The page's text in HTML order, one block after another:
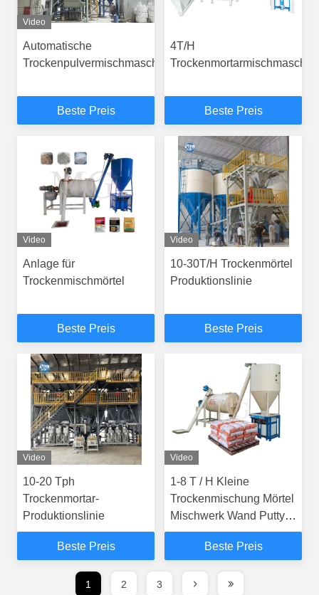
Video
Automatische
Trockenpulvermischmaschine
Beste Preis
4T/H
Beste Preis
Video
Anlage für
Trockenmischmörtel
Beste Preis
Video
10-30T/H Trockenmörtel
Produktionslinie
Beste Preis
Video
10-20 Tph
Trockenmortar-
Produktionslinie
Beste Preis
Video
1-8 T / H Kleine
Trockenmischung Mörtel
Mischwerk Wand Putty
Bodenfliesen Kleber
Glut Machmaschine
Beste Preis
1 2 3